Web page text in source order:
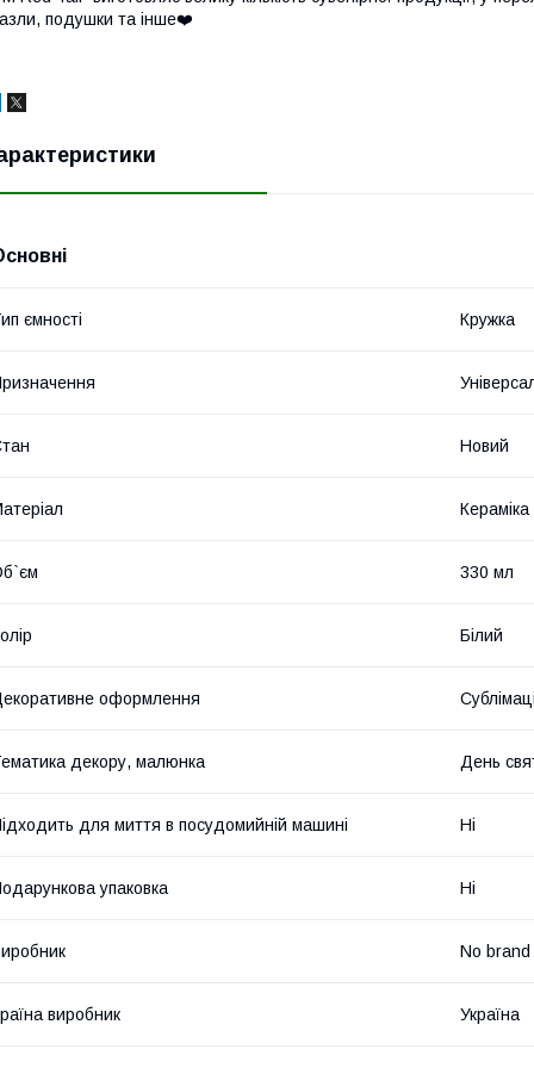
подушки та інше❤️
ємності Кружка
Новий
Кераміка
330 мл
Білий
оформлення
декору, малюнка День
для миття в посудомийній машині Ні
упаковка Ні
No brand
виробник Україна